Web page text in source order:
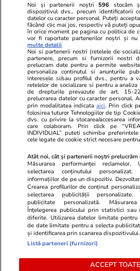
Viva.ro
"Nici acum nu îi știu bine. Nu îi știu
A tăcut luni întregi, dar acum Gina
spus adevărul despre relația cu
Radu Siffr...
© 2026 Ringier Romania. Toate
Actualizare
Noi și partenerii noștri 596 stocăm
dispozitivul dvs., precum identificatorii
datelor cu caracter personal. Puteți
făcând clic mai jos, respectiv vă puteți
în orice moment pe pagina cu politica de
vor fi raportate partenerilor noștri și nu
multe detalii
Noi si partenerii nostri (retelele de
partenere, precum si furnizorii nostri
prelucram date pentru a permite
personaliza continutul si anunturile
interesele si/sau profilul dvs., pentru a
retelelor de socializare si pentru a
de drepturile prevazute de art. 15-
prelucrarea datelor cu caracter personal.
prin modalitatea indicataaici. Prin click
folosirea tuturor Tehnologiilor de tip
dvs. cu privire la stocarea/accesarea
care colaboram. Prin click pe
INDIVIDUAL” puteti schimba
cele legate de cookie strict necesare
Atât noi, cât și partenerii noștri prelucrăm
Măsurarea performanței reclamelor.
selectarea conținutului personalizat.
informațiilor de pe un dispozitiv.
Crearea profilurilor de conținut
selectarea publicității
publicitate personalizată.
Înțelegerea publicului prin statistici
diferite. Utilizarea datelor limitate pentru
de date limitate pentru a selecta
și identificarea prin scanarea dispozitivului.
Listă parteneri (furnizori)
ACCEPT TOATE